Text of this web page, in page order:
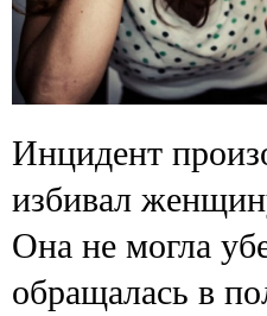
Инцидент
избивал
Она не могла
обращалась в